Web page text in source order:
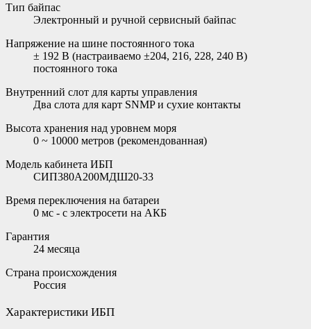
Тип байпас
Электронный и ручной сервисный байпас
Напряжение на шине постоянного тока
± 192 В (настраиваемо ±204, 216, 228, 240 В)
постоянного тока
Внутренний слот для карты управления
Два слота для карт SNMP и сухие контакты
Высота хранения над уровнем моря
0 ~ 10000 метров (рекомендованная)
Модель кабинета ИБП
СИП380А200МДШ20-33
Время переключения на батареи
0 мс - с электросети на АКБ
Гарантия
24 месяца
Страна происхождения
Россия
Характеристики ИБП